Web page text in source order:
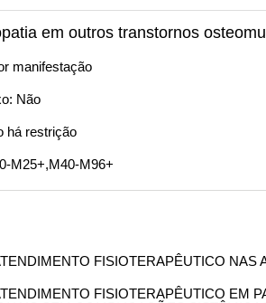
em outros transtornos
manifestação
Não
há restrição
M25+,M40-M96+
FISIOTERAPÊUTICO NAS
FISIOTERAPÊUTICO EM